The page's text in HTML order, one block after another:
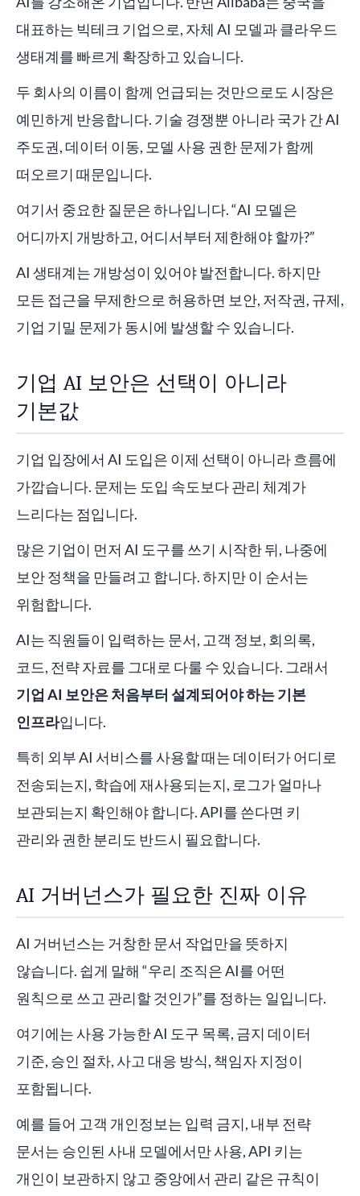
대표하는 빅테크 기업으로, 자체 AI 모델과 클라우드
생태계를 빠르게 확장하고 있습니다.
두 회사의 이름이 함께 언급되는 것만으로도 시장은
예민하게 반응합니다. 기술 경쟁뿐 아니라 국가 간 AI
주도권, 데이터 이동, 모델 사용 권한 문제가 함께
떠오르기 때문입니다.
여기서 중요한 질문은 하나입니다. “AI 모델은
어디까지 개방하고, 어디서부터 제한해야 할까?”
AI 생태계는 개방성이 있어야 발전합니다. 하지만
모든 접근을 무제한으로 허용하면 보안, 저작권, 규제,
기업 기밀 문제가 동시에 발생할 수 있습니다.
기업 AI 보안은 선택이 아니라
기본값
기업 입장에서 AI 도입은 이제 선택이 아니라 흐름에
가깝습니다. 문제는 도입 속도보다 관리 체계가
느리다는 점입니다.
많은 기업이 먼저 AI 도구를 쓰기 시작한 뒤, 나중에
보안 정책을 만들려고 합니다. 하지만 이 순서는
위험합니다.
AI는 직원들이 입력하는 문서, 고객 정보, 회의록,
코드, 전략 자료를 그대로 다룰 수 있습니다. 그래서
기업 AI 보안은 처음부터 설계되어야 하는 기본
인프라입니다.
특히 외부 AI 서비스를 사용할 때는 데이터가 어디로
전송되는지, 학습에 재사용되는지, 로그가 얼마나
보관되는지 확인해야 합니다. API를 쓴다면 키
관리와 권한 분리도 반드시 필요합니다.
AI 거버넌스가 필요한 진짜 이유
AI 거버넌스는 거창한 문서 작업만을 뜻하지
않습니다. 쉽게 말해 “우리 조직은 AI를 어떤
원칙으로 쓰고 관리할 것인가”를 정하는 일입니다.
여기에는 사용 가능한 AI 도구 목록, 금지 데이터
기준, 승인 절차, 사고 대응 방식, 책임자 지정이
포함됩니다.
예를 들어 고객 개인정보는 입력 금지, 내부 전략
문서는 승인된 사내 모델에서만 사용, API 키는
개인이 보관하지 않고 중앙에서 관리 같은 규칙이